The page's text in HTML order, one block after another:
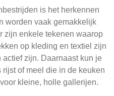
is het herkennen
worden vaak gemakkelijk
zijn enkele tekenen waarop
op kleding en textiel zijn
zijn. Daarnaast kun je
of meel die in de keuken
kleine, holle gallerijen.